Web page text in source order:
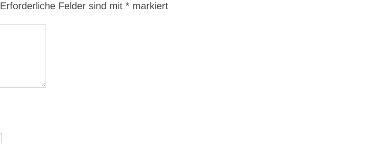
Erforderliche Felder sind mit* markiert